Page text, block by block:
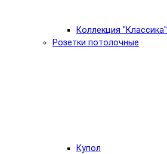
Коллекция "Классика"
Розетки потолочные
Купол